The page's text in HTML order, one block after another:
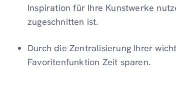
Inspiration für Ihre Kunstwerke
zugeschnitten ist.
Durch die Zentralisierung Ihrer
Favoritenfunktion Zeit sparen.